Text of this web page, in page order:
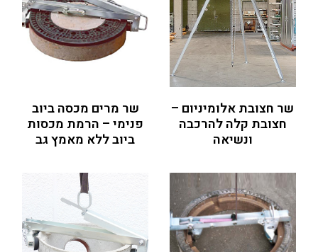
שר חצובת אלומיניום –
חצובת קלה להרכבה
ונשיאה
שר מרים מכסה ביוב
פנימי – הרמת מכסות
ביוב ללא מאמץ גב